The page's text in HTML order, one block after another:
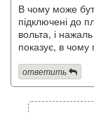
В чому може
підключені до
вольта, і
показує, в
ответить